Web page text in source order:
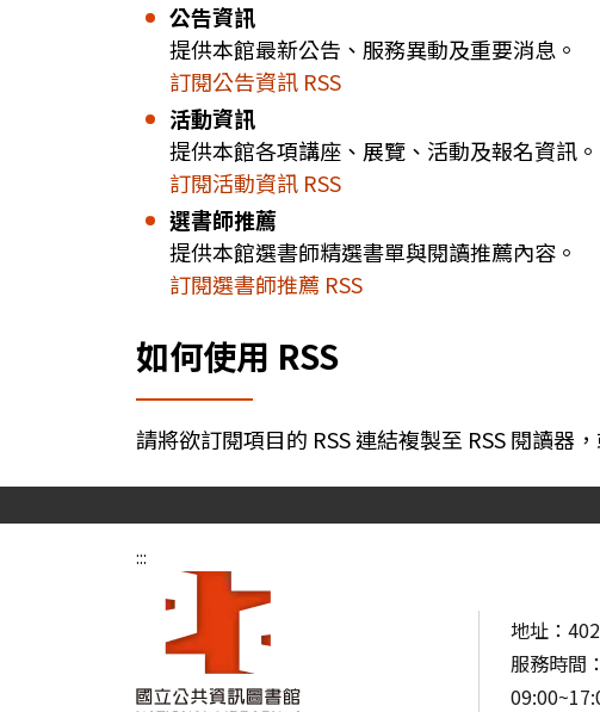
公告資訊
提供本館最新公告、服務異動及重要消息。
訂閱公告資訊 RSS
活動資訊
提供本館各項講座、展覽、活動及報名資訊。
訂閱活動資訊 RSS
選書師推薦
提供本館選書師精選書單與閱讀推薦內容。
訂閱選書師推薦 RSS
如何使用 RSS
請將欲訂閱項目的 RSS 連結複製至 RSS 閱讀器
:::
地址：
服務時間